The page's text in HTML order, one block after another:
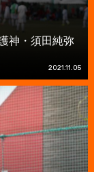
神・須田純弥
2021.11.05